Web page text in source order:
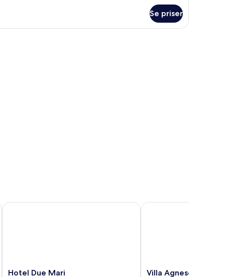
Se priser
tavla och ett fönster med gardiner.
två sänglampor och en sänggavel i trä.
Hotel
Hotel Due Mari
Hotel Due Mari
Villa
Villa Agnese
Villa Agnese